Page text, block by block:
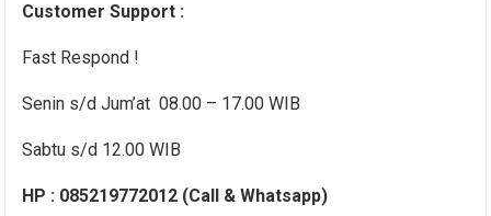
Customer Support :
Fast Respond !
Senin s/d Jum’at 08.00 – 17.00 WIB
Sabtu s/d 12.00 WIB
HP : 085219772012 (Call & Whatsapp)